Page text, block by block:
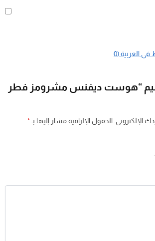
العربية (0
“هوست ديفنس مشرومز فطر
الإلكتروني.الحقول الإلزامية مشار إليها بـ*